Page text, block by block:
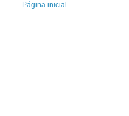
Página inicial